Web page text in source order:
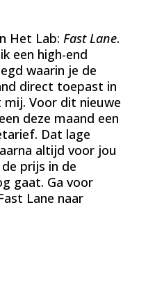
Het Lab: Fast Lane.
een high-end
waarin je de
direct toepast in
Voor dit nieuwe
deze maand een
Dat lage
altijd voor jou
prijs in de
gaat. Ga voor
Lane naar